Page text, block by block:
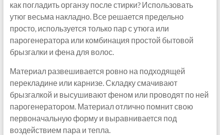
как погладить органзу после стирки? Использовать
утюг весьма накладно. Все решается предельно
просто, используется только пар с утюга или
парогенератора или комбинация простой бытовой
брызгалки и фена для волос.
Материал развешивается ровно на подходящей
перекладине или карнизе. Складку смачивают
брызгалкой и высушивают феном или проводят по ней
парогенератором. Материал отлично помнит свою
первоначальную форму и выравнивается под
воздействием пара и тепла.